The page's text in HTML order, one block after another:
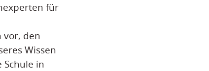
für
vor, den
Wissen
Schule in